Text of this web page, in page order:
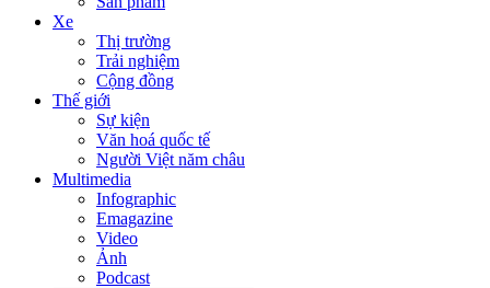
Xe
Thị trường
Trải nghiệm
Cộng đồng
Thế giới
Sự kiện
Văn hoá quốc tế
Người Việt năm châu
Multimedia
Infographic
Emagazine
Video
Ảnh
Podcast